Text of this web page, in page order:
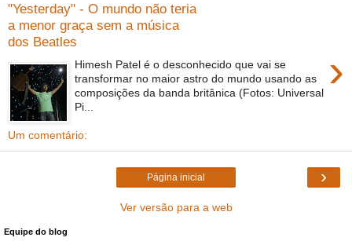
"Yesterday" - O mundo não teria
a menor graça sem a música
dos Beatles
›
Himesh Patel é o desconhecido que vai se
transformar no maior astro do mundo usando as
composições da banda britânica (Fotos: Universal
Pi...
Um comentário:
›
Página inicial
Ver versão para a web
Equipe do blog